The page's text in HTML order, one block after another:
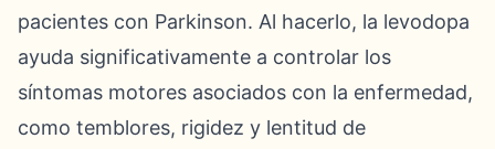
pacientes con Parkinson. Al hacerlo, la levodopa
ayuda significativamente a controlar los
síntomas motores asociados con la enfermedad,
como temblores, rigidez y lentitud de